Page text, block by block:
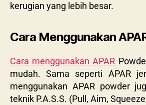
kerugian yang lebih besar.
Cara Menggunakan
Cara menggunakan APAR
mudah. Sama seperti APAR
menggunakan APAR powder
teknik P.A.S.S. (Pull, Aim,